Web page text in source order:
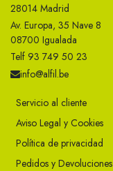
28014 Madrid
Av. Europa, 35 Nave 8
08700 Igualada
Telf 93 749 50 23
info@alfil.be
Servicio al cliente
Aviso Legal y Cookies
Política de privacidad
Pedidos y Devoluciones